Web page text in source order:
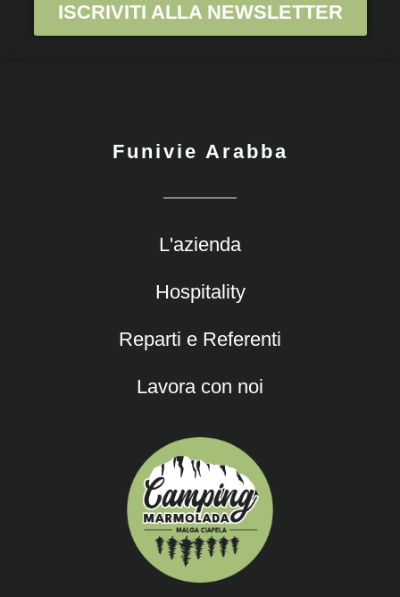
ISCRIVITI ALLA NEWSLETTER
Funivie Arabba
L'azienda
Hospitality
Reparti e Referenti
Lavora con noi